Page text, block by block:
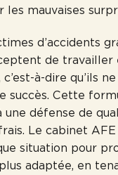
les mauvaises
d’accidents
de travailler
à-dire qu’ils
succès. Cette
une défense de
Le cabinet
situation pour
adaptée, en